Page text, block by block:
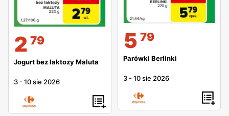
2 79
Jogurt bez laktozy Maluta
3 -10 sie 2026
5 79
Parówki Berlinki
3 -10 sie 2026